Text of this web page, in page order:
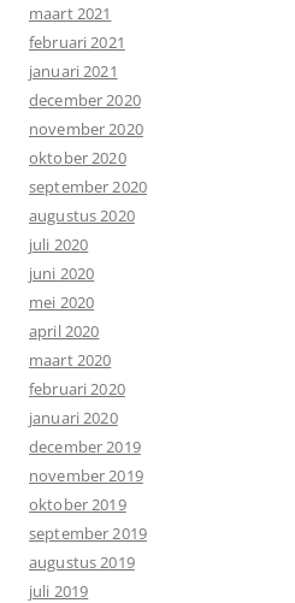
maart 2021
februari 2021
januari 2021
december 2020
november 2020
oktober 2020
september 2020
augustus 2020
juli 2020
juni 2020
mei 2020
april 2020
maart 2020
februari 2020
januari 2020
december 2019
november 2019
oktober 2019
september 2019
augustus 2019
juli 2019